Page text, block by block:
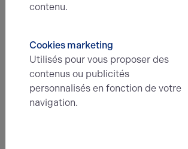
N° de téléphone*
contenu.
Cookies marketing
Utilisés pour vous proposer des
contenus ou publicités
personnalisés en fonction de votre
navigation.